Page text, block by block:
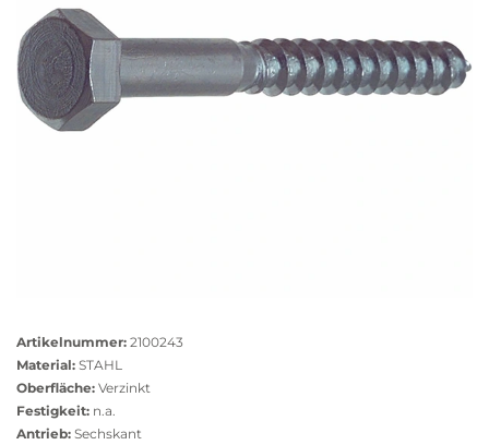
anzeigen
Artikelnummer: 2100243
Material: STAHL
Oberfläche: Verzinkt
Festigkeit: n.a.
Antrieb: Sechskant